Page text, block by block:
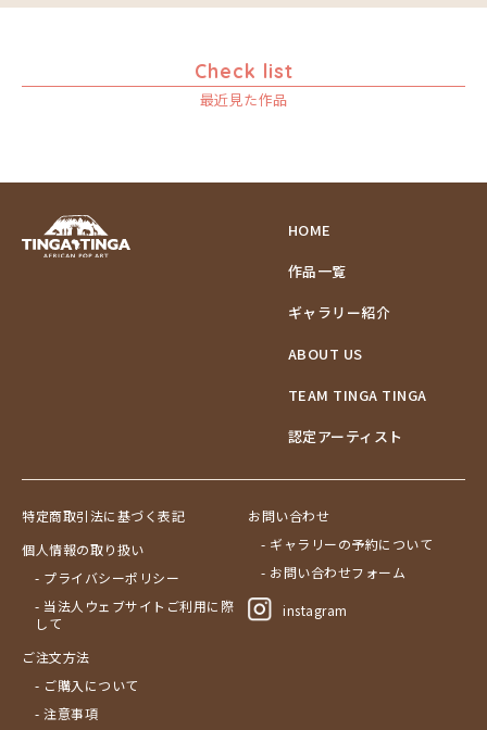
Check list
最近見た作品
HOME
作品一覧
ギャラリー紹介
ABOUT US
TEAM TINGA TINGA
認定アーティスト
特定商取引法に基づく表記
個人情報の取り扱い
- プライバシーポリシー
- 当法人ウェブサイトご利用に際
して
ご注文方法
- ご購入について
- 注意事項
お問い合わせ
- ギャラリーの予約について
- お問い合わせフォーム
instagram